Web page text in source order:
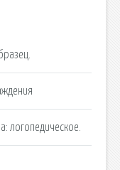
логопедическое.